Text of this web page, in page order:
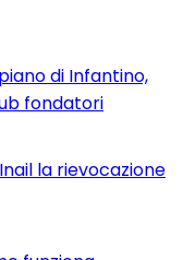
di Infantino,
fondatori
la rievocazione